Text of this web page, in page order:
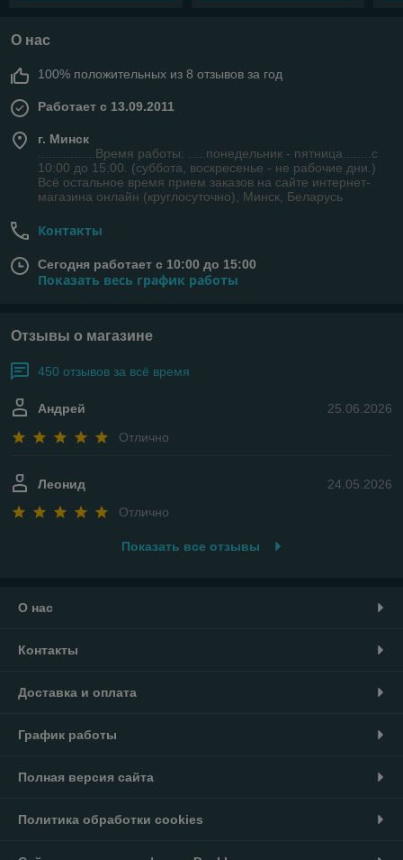
О нас
100% положительных из 8 отзывов за год
Работает с 13.09.2011
г. Минск
................Время работы: .....понедельник - пятница........с
10:00 до 15:00. (суббота, воскресенье - не рабочие дни.)
Всё остальное время прием заказов на сайте интернет-
магазина онлайн (круглосуточно), Минск, Беларусь
Контакты
Сегодня работает с 10:00 до 15:00
Показать весь график работы
Отзывы о магазине
450 отзывов за всё время
25.06.2026
Андрей
Отлично
24.05.2026
Леонид
Отлично
Показать все отзывы
О нас
Контакты
Доставка и оплата
График работы
Полная версия сайта
Политика обработки cookies